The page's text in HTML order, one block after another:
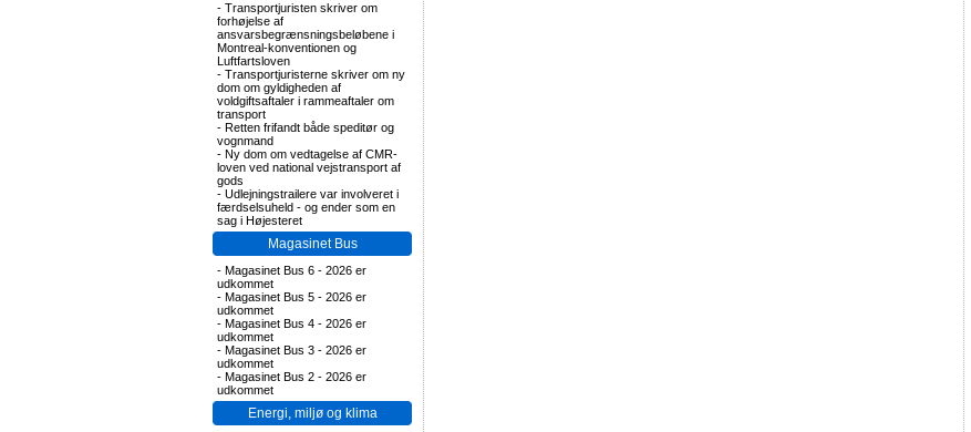
- Transportjuristen skriver om
forhøjelse af
ansvarsbegrænsningsbeløbene i
Montreal-konventionen og
Luftfartsloven
- Transportjuristerne skriver om ny
dom om gyldigheden af
voldgiftsaftaler i rammeaftaler om
transport
- Retten frifandt både speditør og
vognmand
- Ny dom om vedtagelse af CMR-
loven ved national vejstransport af
gods
- Udlejningstrailere var involveret i
færdselsuheld - og ender som en
sag i Højesteret
Magasinet Bus
- Magasinet Bus 6 - 2026 er
udkommet
- Magasinet Bus 5 - 2026 er
udkommet
- Magasinet Bus 4 - 2026 er
udkommet
- Magasinet Bus 3 - 2026 er
udkommet
- Magasinet Bus 2 - 2026 er
udkommet
Energi, miljø og klima